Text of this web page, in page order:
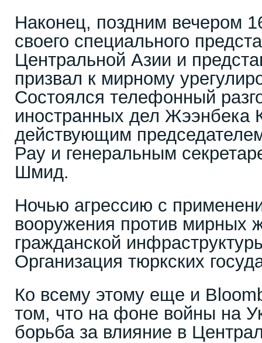
Наконец, поздним вечером
своего специального
Центральной Азии и
призвал к мирному
Состоялся телефонный
иностранных дел Жээнбека
действующим
Рау и генеральным
Шмид.
Ночью агрессию с
вооружения против мирных
гражданской
Организация тюркских
Ко всему этому еще и
том, что на фоне войны на
борьба за влияние в